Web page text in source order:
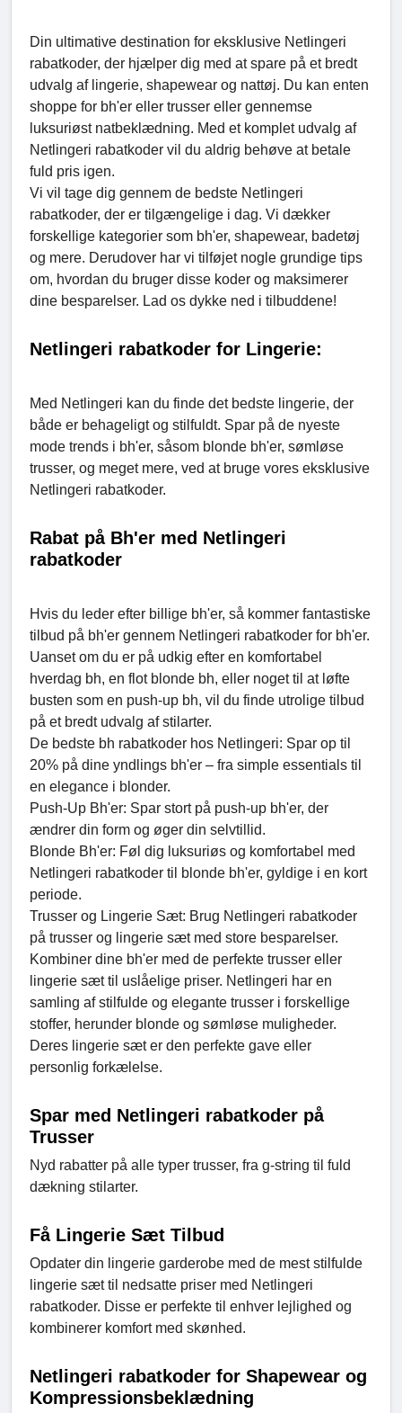
Din ultimative destination for eksklusive Netlingeri
rabatkoder, der hjælper dig med at spare på et bredt
udvalg af lingerie, shapewear og nattøj. Du kan enten
shoppe for bh'er eller trusser eller gennemse
luksuriøst natbeklædning. Med et komplet udvalg af
Netlingeri rabatkoder vil du aldrig behøve at betale
fuld pris igen.
Vi vil tage dig gennem de bedste Netlingeri
rabatkoder, der er tilgængelige i dag. Vi dækker
forskellige kategorier som bh'er, shapewear, badetøj
og mere. Derudover har vi tilføjet nogle grundige tips
om, hvordan du bruger disse koder og maksimerer
dine besparelser. Lad os dykke ned i tilbuddene!
Netlingeri rabatkoder for Lingerie:
Med Netlingeri kan du finde det bedste lingerie, der
både er behageligt og stilfuldt. Spar på de nyeste
mode trends i bh'er, såsom blonde bh'er, sømløse
trusser, og meget mere, ved at bruge vores eksklusive
Netlingeri rabatkoder.
Rabat på Bh'er med Netlingeri
rabatkoder
Hvis du leder efter billige bh'er, så kommer fantastiske
tilbud på bh'er gennem Netlingeri rabatkoder for bh'er.
Uanset om du er på udkig efter en komfortabel
hverdag bh, en flot blonde bh, eller noget til at løfte
busten som en push-up bh, vil du finde utrolige tilbud
på et bredt udvalg af stilarter.
De bedste bh rabatkoder hos Netlingeri: Spar op til
20% på dine yndlings bh'er – fra simple essentials til
en elegance i blonder.
Push-Up Bh'er: Spar stort på push-up bh'er, der
ændrer din form og øger din selvtillid.
Blonde Bh'er: Føl dig luksuriøs og komfortabel med
Netlingeri rabatkoder til blonde bh'er, gyldige i en kort
periode.
Trusser og Lingerie Sæt: Brug Netlingeri rabatkoder
på trusser og lingerie sæt med store besparelser.
Kombiner dine bh'er med de perfekte trusser eller
lingerie sæt til uslåelige priser. Netlingeri har en
samling af stilfulde og elegante trusser i forskellige
stoffer, herunder blonde og sømløse muligheder.
Deres lingerie sæt er den perfekte gave eller
personlig forkælelse.
Spar med Netlingeri rabatkoder på
Trusser
Nyd rabatter på alle typer trusser, fra g-string til fuld
dækning stilarter.
Få Lingerie Sæt Tilbud
Opdater din lingerie garderobe med de mest stilfulde
lingerie sæt til nedsatte priser med Netlingeri
rabatkoder. Disse er perfekte til enhver lejlighed og
kombinerer komfort med skønhed.
Netlingeri rabatkoder for Shapewear og
Kompressionsbeklædning